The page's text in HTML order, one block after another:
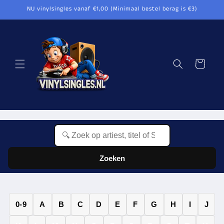
naar de
content
NU vinylsingles vanaf €1,00 (Minimaal bestel berag is €3)
Winkelwagen
Zoeken
0-9 A B C D E F G H I J